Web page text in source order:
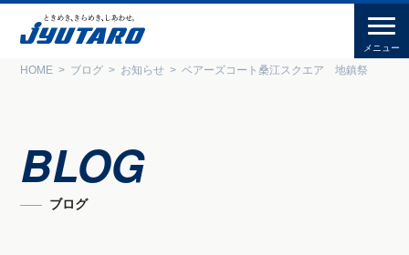
HOME ブログ お知らせ ベアーズコート桑江スクエア 地鎮祭
BLOG
ブログ